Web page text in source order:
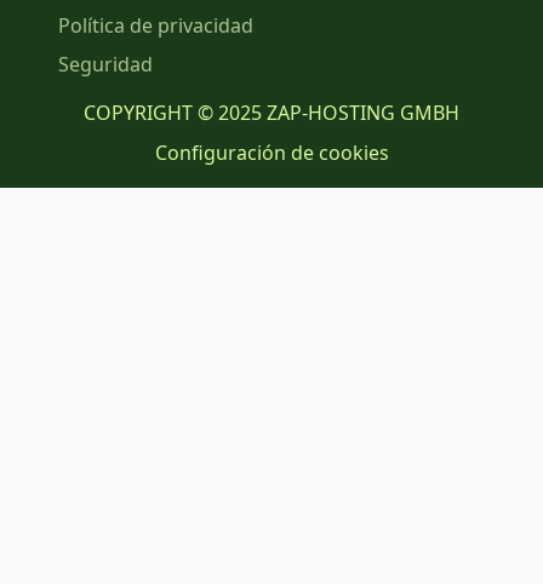
Política de privacidad
Seguridad
COPYRIGHT © 2025 ZAP-HOSTING GMBH
Configuración de cookies